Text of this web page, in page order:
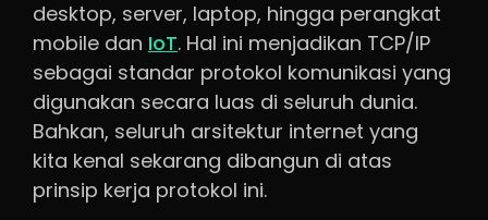
desktop, server, laptop, hingga perangkat
mobile dan IoT. Hal ini menjadikan TCP/IP
sebagai standar protokol komunikasi yang
digunakan secara luas di seluruh dunia.
Bahkan, seluruh arsitektur internet yang
kita kenal sekarang dibangun di atas
prinsip kerja protokol ini.